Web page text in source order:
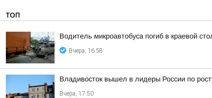
ТОП
Водитель микроавтобуса погиб в краевой
Вчера, 16:58
Владивосток вышел в лидеры России по
Вчера, 17:50